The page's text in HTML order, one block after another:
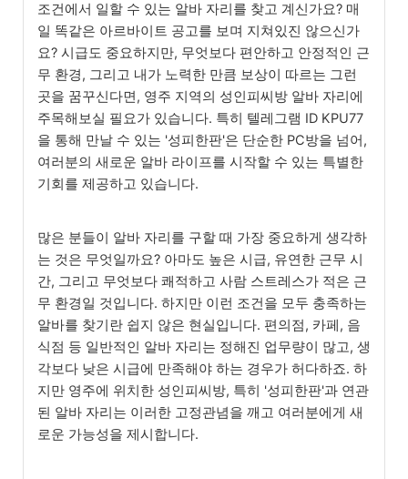
조건에서 일할 수 있는 알바 자리를 찾고 계신가요? 매
일 똑같은 아르바이트 공고를 보며 지쳐있진 않으신가
요? 시급도 중요하지만, 무엇보다 편안하고 안정적인 근
무 환경, 그리고 내가 노력한 만큼 보상이 따르는 그런
곳을 꿈꾸신다면, 영주 지역의 성인피씨방 알바 자리에
주목해보실 필요가 있습니다. 특히 텔레그램 ID KPU77
을 통해 만날 수 있는 '성피한판'은 단순한 PC방을 넘어,
여러분의 새로운 알바 라이프를 시작할 수 있는 특별한
기회를 제공하고 있습니다.
많은 분들이 알바 자리를 구할 때 가장 중요하게 생각하
는 것은 무엇일까요? 아마도 높은 시급, 유연한 근무 시
간, 그리고 무엇보다 쾌적하고 사람 스트레스가 적은 근
무 환경일 것입니다. 하지만 이런 조건을 모두 충족하는
알바를 찾기란 쉽지 않은 현실입니다. 편의점, 카페, 음
식점 등 일반적인 알바 자리는 정해진 업무량이 많고, 생
각보다 낮은 시급에 만족해야 하는 경우가 허다하죠. 하
지만 영주에 위치한 성인피씨방, 특히 '성피한판'과 연관
된 알바 자리는 이러한 고정관념을 깨고 여러분에게 새
로운 가능성을 제시합니다.